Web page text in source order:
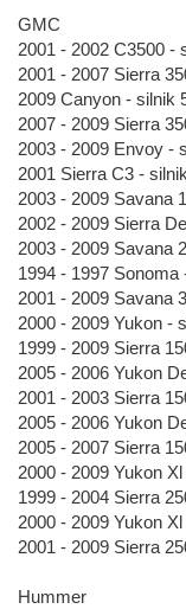
GMC
2001 - 2002 C3500 -
2001 - 2007 Sierra
2009 Canyon - silnik
2007 - 2009 Sierra
2003 - 2009 Envoy -
2001 Sierra C3 -
2003 - 2009 Savana
2002 - 2009 Sierra
2003 - 2009 Savana
1994 - 1997 Sonoma
2001 - 2009 Savana
2000 - 2009 Yukon -
1999 - 2009 Sierra
2005 - 2006 Yukon
2001 - 2003 Sierra
2005 - 2006 Yukon
2005 - 2007 Sierra
2000 - 2009 Yukon
1999 - 2004 Sierra
2000 - 2009 Yukon
2001 - 2009 Sierra
Hummer